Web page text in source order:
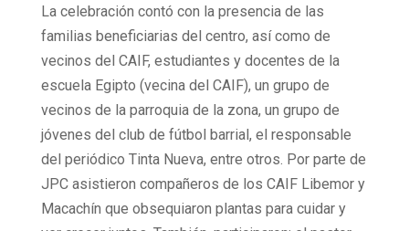
La celebración contó con la presencia de las
familias beneficiarias del centro, así como de
vecinos del CAIF, estudiantes y docentes de la
escuela Egipto (vecina del CAIF), un grupo de
vecinos de la parroquia de la zona, un grupo de
jóvenes del club de fútbol barrial, el responsable
del periódico Tinta Nueva, entre otros. Por parte de
JPC asistieron compañeros de los CAIF Libemor y
Macachín que obsequiaron plantas para cuidar y